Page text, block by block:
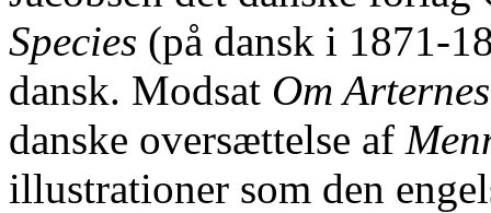
Species (på dansk i 1871-
dansk. Modsat Om
danske oversættelse af
illustrationer som den